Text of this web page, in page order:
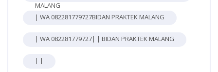
MALANG
| WA 082281779727BIDAN PRAKTEK MALANG
| WA 082281779727| | BIDAN PRAKTEK MALANG
| |